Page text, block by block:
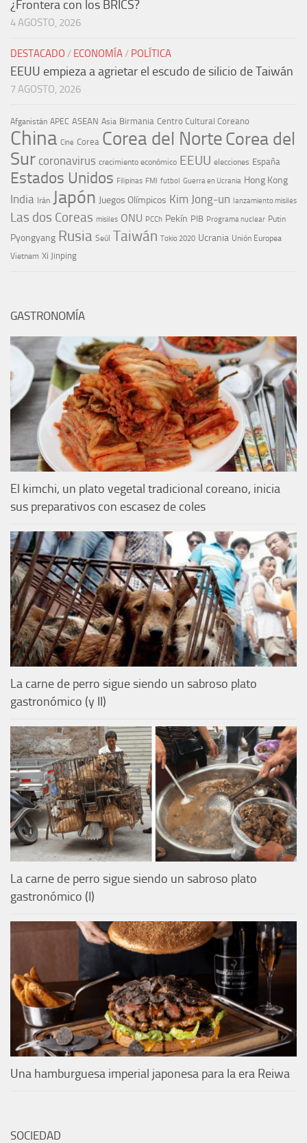
¿Frontera con los BRICS?
4 AGOSTO, 2026
DESTACADO / ECONOMÍA/ POLÍTICA
EEUU empieza a agrietar el escudo de silicio de Taiwán
7 AGOSTO, 2026
Afganistán APEC ASEAN Asia Birmania Centro Cultural Coreano
China Cine Corea Corea del NorteCorea del
Sur coronavirus crecimiento económico EEUU elecciones España
Estados Unidos Filipinas FMI futbol Guerra en Ucrania Hong Kong
India Irán Japón Juegos Olímpicos Kim Jong-un lanzamiento misiles
Las dos Coreas misiles ONU PCCh Pekín PIB Programa nuclear Putin
Pyongyang Rusia Seúl Taiwán Tokio 2020 Ucrania Unión Europea
Vietnam Xi Jinping
GASTRONOMÍA
El kimchi, un plato vegetal tradicional coreano, inicia
sus preparativos con escasez de coles
La carne de perro sigue siendo un sabroso plato
gastronómico (y II)
La carne de perro sigue siendo un sabroso plato
gastronómico (I)
Una hamburguesa imperial japonesa para la era Reiwa
SOCIEDAD